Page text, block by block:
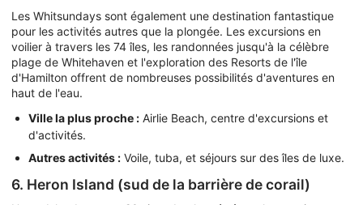
Les Whitsundays sont également une destination fantastique
pour les activités autres que la plongée. Les excursions en
voilier à travers les 74 îles, les randonnées jusqu'à la célèbre
plage de Whitehaven et l'exploration des Resorts de l'île
d'Hamilton offrent de nombreuses possibilités d'aventures en
haut de l'eau.
Ville la plus proche : Airlie Beach, centre d'excursions et
d'activités.
Autres activités : Voile, tuba, et séjours sur des îles de luxe.
6. Heron Island (sud de la barrière de corail)